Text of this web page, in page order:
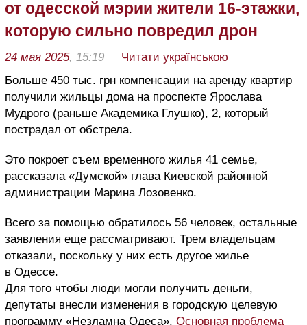
от одесской мэрии жители 16-этажки,
которую сильно повредил дрон
24 мая 2025, 15:19
Читати українською
Больше 450 тыс. грн компенсации на аренду квартир
получили жильцы дома на проспекте Ярослава
Мудрого (раньше Академика Глушко), 2, который
пострадал от обстрела.
Это покроет съем временного жилья 41 семье,
рассказала «Думской» глава Киевской районной
администрации Марина Лозовенко.
Всего за помощью обратилось 56 человек, остальные
заявления еще рассматривают. Трем владельцам
отказали, поскольку у них есть другое жилье
в Одессе.
Для того чтобы люди могли получить деньги,
депутаты внесли изменения в городскую целевую
программу «Незламна Одеса». Основная проблема